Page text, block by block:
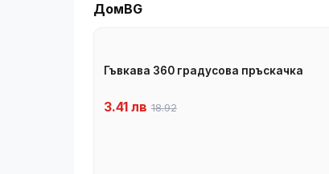
ДомBG
Гъвкава 360 градусова пръскачка
3.41 лв 18.92